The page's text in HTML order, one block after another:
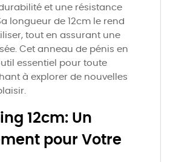
et une résistance
longueur de 12cm le rend
tout en assurant une
Cet anneau de pénis en
essentiel pour toute
à explorer de nouvelles
12cm: Un
pour Votre